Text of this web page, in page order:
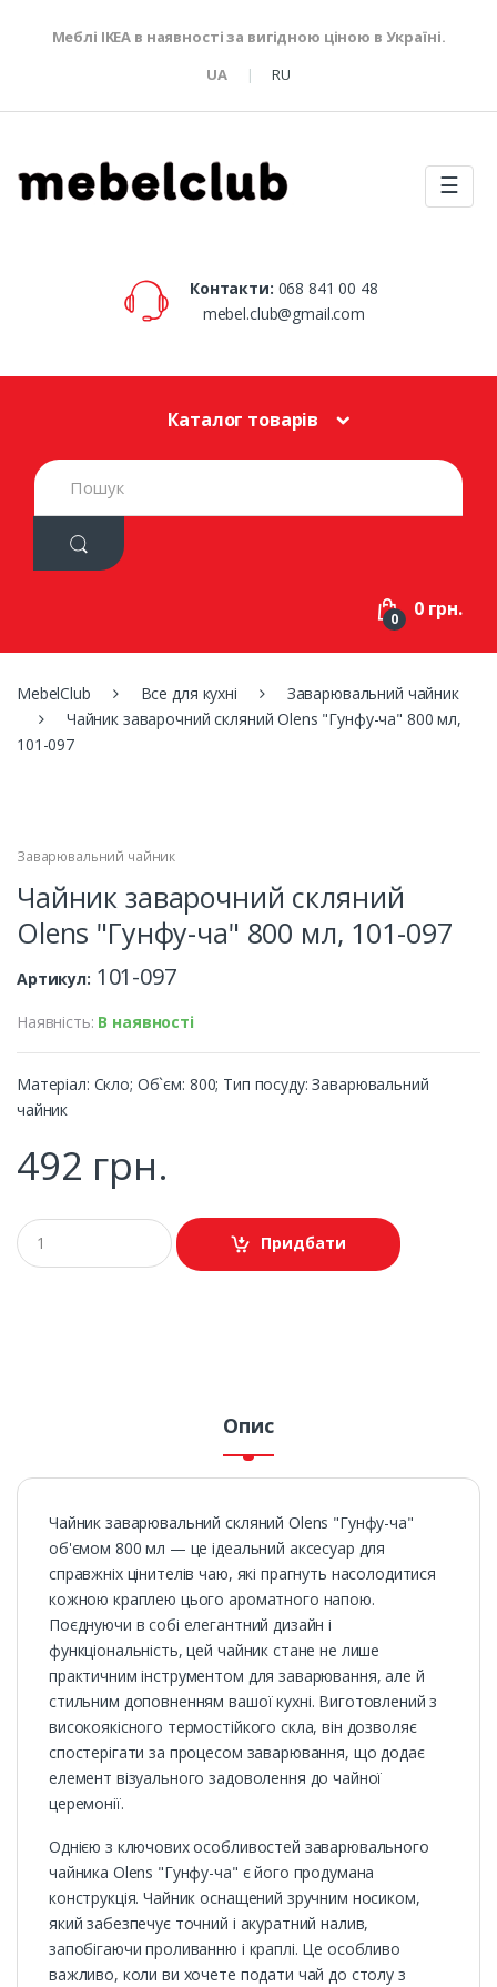
Меблі IKEA в наявності за вигідною ціною в Україні.
UA
RU
☰
Контакти: 068 841 00 48
mebel.club@gmail.com
Каталог товарів
S
e
h
:
0 0 грн.
MebelClub Все для кухні
Заварювальний чайник
Чайник заварочний скляний Olens "Гунфу-ча" 800 мл,
101-097
Заварювальний чайник
Чайник заварочний скляний
Olens "Гунфу-ча" 800 мл, 101-097
Артикул: 101-097
Наявність: В наявності
Матеріал: Скло; Об`єм: 800; Тип посуду: Заварювальний
чайник
492 грн.
Придбати
Опис
Чайник заварювальний скляний Olens "Гунфу-ча"
об'ємом 800 мл — це ідеальний аксесуар для
справжніх цінителів чаю, які прагнуть насолодитися
кожною краплею цього ароматного напою.
Поєднуючи в собі елегантний дизайн і
функціональність, цей чайник стане не лише
практичним інструментом для заварювання, але й
стильним доповненням вашої кухні. Виготовлений з
високоякісного термостійкого скла, він дозволяє
спостерігати за процесом заварювання, що додає
елемент візуального задоволення до чайної
церемонії.
Однією з ключових особливостей заварювального
чайника Olens "Гунфу-ча" є його продумана
конструкція. Чайник оснащений зручним носиком,
який забезпечує точний і акуратний налив,
запобігаючи проливанню і краплі. Це особливо
важливо, коли ви хочете подати чай до столу з